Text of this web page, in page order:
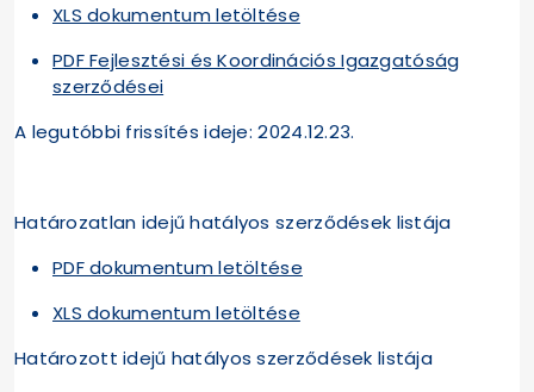
XLS dokumentum letöltése
PDF Fejlesztési és Koordinációs Igazgatóság
szerződései
A legutóbbi frissítés ideje: 2024.12.23.
Határozatlan idejű hatályos szerződések listája
PDF dokumentum letöltése
XLS dokumentum letöltése
Határozott idejű hatályos szerződések listája